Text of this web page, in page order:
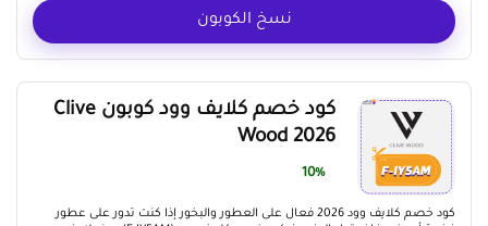
نسخ الكوبون
كود خصم كلايف وود كوبون Clive
Wood 2026
10%
كود خصم كلايف وود 2026 فعال على العطور والبخور إذا كنت تدور على عطور